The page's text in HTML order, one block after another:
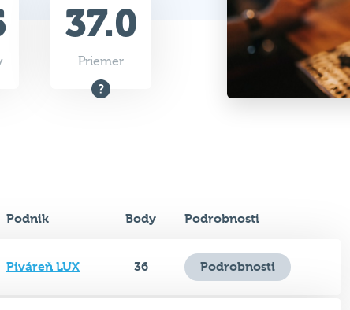
37.0
Priemer
Podnik Body Podrobnosti
Piváreň LUX 36 Podrobnosti